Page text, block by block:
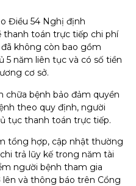
Điều 54 Nghị định
thanh toán trực tiếp chi phí
không còn bao gồm
năm liên tục và có số tiền
cơ sở.
chữa bệnh bảo đảm quyền
theo quy định, người
tục thanh toán trực tiếp.
tổng hợp, cập nhật thường
trả lũy kế trong năm tài
người bệnh tham gia
và thông báo trên Cổng